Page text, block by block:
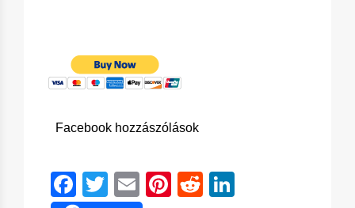
Facebook hozzászólások
Facebook
Twitter
EmailPinterest
Reddit